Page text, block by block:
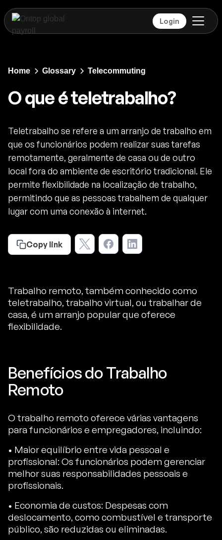
Login
Home Glossary Telecommuting
O que é teletrabalho?
Teletrabalho se refere a um arranjo de trabalho em
que os funcionários podem realizar suas tarefas
remotamente, geralmente de casa ou de outro
local fora do ambiente de escritório tradicional. Ele
permite flexibilidade na localização de trabalho,
permitindo que as pessoas trabalhem de qualquer
lugar com uma conexão à internet.
Copy link
Trabalho remoto, também conhecido como
teletrabalho, trabalho virtual, ou trabalhar de
casa, é um arranjo popular que oferece
flexibilidade.
Benefícios do Trabalho
Remoto
O trabalho remoto oferece várias vantagens
para funcionários e empregadores, incluindo:
• Maior equilíbrio entre vida pessoal e
profissional: Os funcionários podem gerenciar
melhor suas responsabilidades pessoais e
profissionais.
• Economia de custos: Despesas com
deslocamento, como combustível e transporte
público, são reduzidas ou eliminadas.